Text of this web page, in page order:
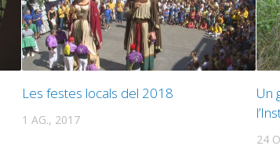
Les festes locals del 2018
1 AG., 2017
Un
24